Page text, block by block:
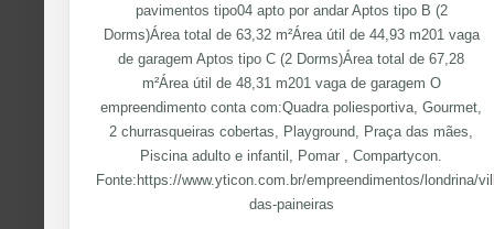
pavimentos tipo04 apto por andar Aptos tipo B (2
Dorms)Área total de 63,32 m²Área útil de 44,93 m201 vaga
de garagem Aptos tipo C (2 Dorms)Área total de 67,28
m²Área útil de 48,31 m201 vaga de garagem O
empreendimento conta com:Quadra poliesportiva, Gourmet,
2 churrasqueiras cobertas, Playground, Praça das mães,
Piscina adulto e infantil, Pomar , Compartycon.
Fonte:https://www.yticon.com.br/empreendimentos/londrina/
das-paineiras